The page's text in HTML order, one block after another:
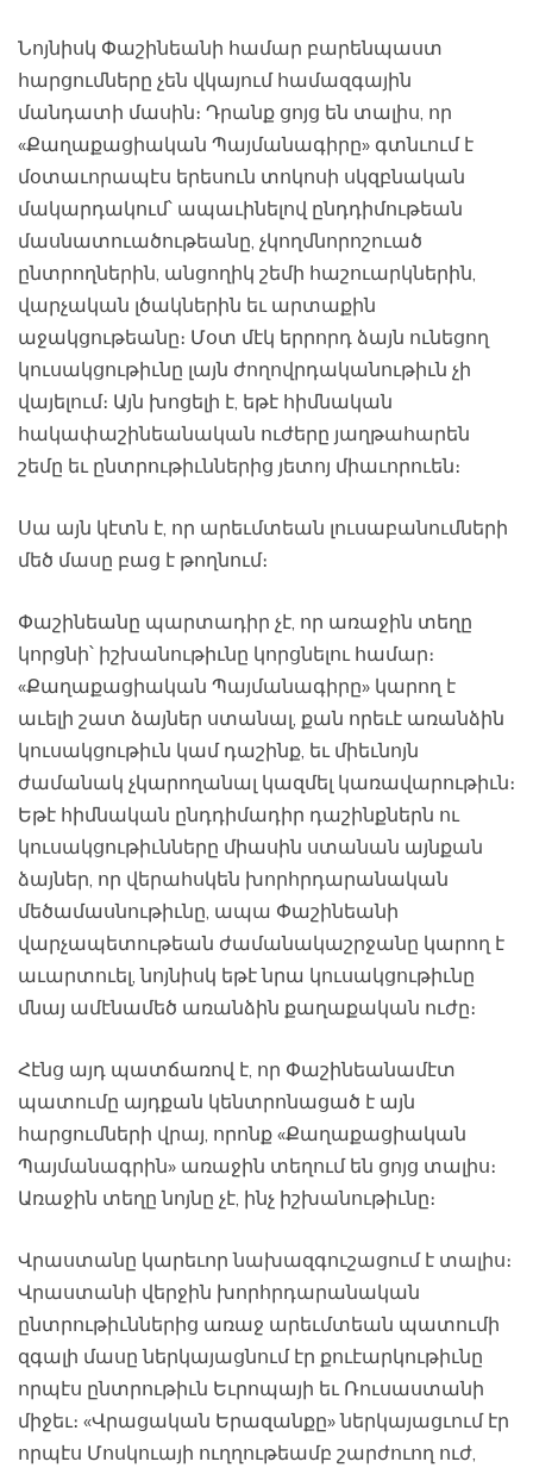
Նոյնիսկ Փաշինեանի համար բարենպաստ
հարցումները չեն վկայում համազգային
մանդատի մասին։ Դրանք ցոյց են տալիս, որ
«Քաղաքացիական Պայմանագիրը» գտնւում է
մօտաւորապէս երեսուն տոկոսի սկզբնական
մակարդակում՝ ապաւինելով ընդդիմութեան
մասնատուածութեանը, չկողմնորոշուած
ընտրողներին, անցողիկ շեմի հաշուարկներին,
վարչական լծակներին եւ արտաքին
աջակցութեանը։ Մօտ մէկ երրորդ ձայն ունեցող
կուսակցութիւնը լայն ժողովրդականութիւն չի
վայելում։ Այն խոցելի է, եթէ հիմնական
հակափաշինեանական ուժերը յաղթահարեն
շեմը եւ ընտրութիւններից յետոյ միաւորուեն։
Սա այն կէտն է, որ արեւմտեան լուսաբանումների
մեծ մասը բաց է թողնում։
Փաշինեանը պարտադիր չէ, որ առաջին տեղը
կորցնի՝ իշխանութիւնը կորցնելու համար։
«Քաղաքացիական Պայմանագիրը» կարող է
աւելի շատ ձայներ ստանալ, քան որեւէ առանձին
կուսակցութիւն կամ դաշինք, եւ միեւնոյն
ժամանակ չկարողանալ կազմել կառավարութիւն։
Եթէ հիմնական ընդդիմադիր դաշինքներն ու
կուսակցութիւնները միասին ստանան այնքան
ձայներ, որ վերահսկեն խորհրդարանական
մեծամասնութիւնը, ապա Փաշինեանի
վարչապետութեան ժամանակաշրջանը կարող է
աւարտուել, նոյնիսկ եթէ նրա կուսակցութիւնը
մնայ ամէնամեծ առանձին քաղաքական ուժը։
Հէնց այդ պատճառով է, որ Փաշինեանամէտ
պատումը այդքան կենտրոնացած է այն
հարցումների վրայ, որոնք «Քաղաքացիական
Պայմանագրին» առաջին տեղում են ցոյց տալիս։
Առաջին տեղը նոյնը չէ, ինչ իշխանութիւնը։
Վրաստանը կարեւոր նախազգուշացում է տալիս։
Վրաստանի վերջին խորհրդարանական
ընտրութիւններից առաջ արեւմտեան պատումի
զգալի մասը ներկայացնում էր քուէարկութիւնը
որպէս ընտրութիւն Եւրոպայի եւ Ռուսաստանի
միջեւ։ «Վրացական Երազանքը» ներկայացւում էր
որպէս Մոսկուայի ուղղութեամբ շարժուող ուժ,